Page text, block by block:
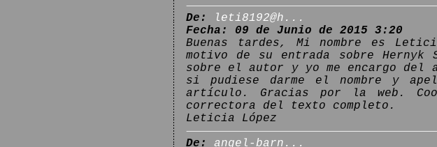
De:
leti8192@h...
Fecha: 09 de Junio de 2015 3:20
Buenas tardes, Mi nombre es
motivo de su entrada sobre Hernyk
sobre el autor y yo me encargo
si pudiese darme el nombre y
artículo. Gracias por la web.
correctora del texto completo.
Leticia López
De:
angel-barn...